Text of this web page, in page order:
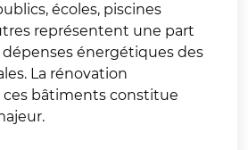
écoles, piscines
représentent une part
énergétiques des
La rénovation
bâtiments constitue